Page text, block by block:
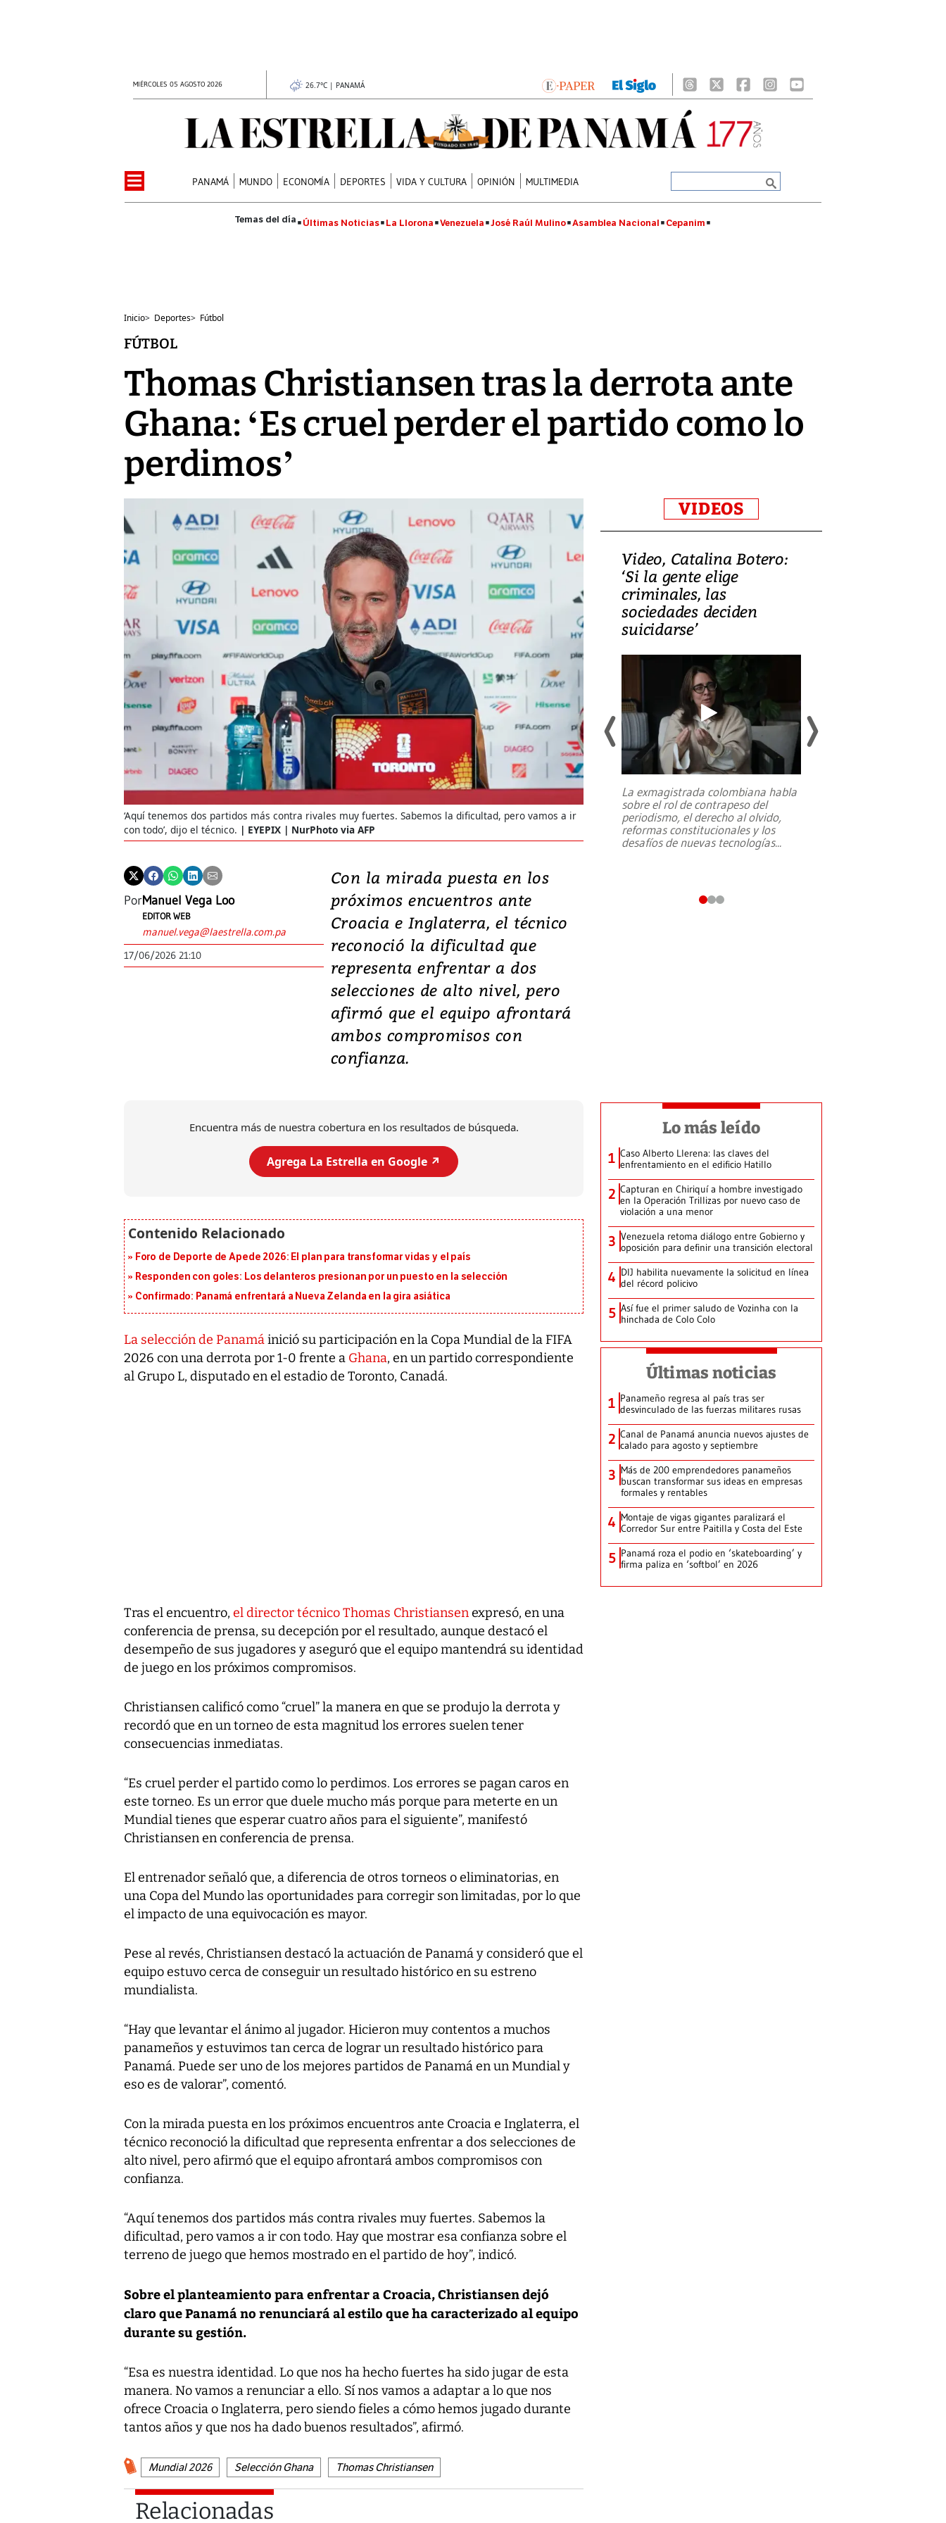
MIÉRCOLES 05 AGOSTO 2026 26.7°C | PANAMÁ
PANAMÁ MUNDO ECONOMÍA DEPORTES VIDA Y CULTURA OPINIÓN MULTIMEDIA
Últimas Noticias La Llorona Venezuela José Raúl Mulino Asamblea Nacional Cepanim
Inicio> Deportes> Fútbol
FÚTBOL
Thomas Christiansen tras la derrota ante
Ghana: ‘Es cruel perder el partido como lo
perdimos’
‘Aquí tenemos dos partidos más contra rivales muy fuertes. Sabemos la dificultad, pero vamos a ir
con todo’, dijo el técnico.
EYEPIX | NurPhoto via AFP
PorManuel Vega Loo
EDITOR WEB
manuel.vega@laestrella.com.pa
17/06/2026 21:10
Con la mirada puesta en los
próximos encuentros ante
Croacia e Inglaterra, el técnico
reconoció la dificultad que
representa enfrentar a dos
selecciones de alto nivel, pero
afirmó que el equipo afrontará
ambos compromisos con
confianza.
Encuentra más de nuestra cobertura en los resultados de búsqueda.
Agrega La Estrella en Google ↗️
Foro de Deporte de Apede 2026: El plan para transformar vidas y el país
Responden con goles: Los delanteros presionan por un puesto en la selección
Confirmado: Panamá enfrentará a Nueva Zelanda en la gira asiática
La selección de Panamáinició su participación en la Copa Mundial de la FIFA
2026 con una derrota por 1-0 frente a Ghana, en un partido correspondiente
al Grupo L, disputado en el estadio de Toronto, Canadá.
Tras el encuentro, el director técnico Thomas Christiansenexpresó, en una
conferencia de prensa, su decepción por el resultado, aunque destacó el
desempeño de sus jugadores y aseguró que el equipo mantendrá su identidad
de juego en los próximos compromisos.
Christiansen calificó como “cruel” la manera en que se produjo la derrota y
recordó que en un torneo de esta magnitud los errores suelen tener
consecuencias inmediatas.
“Es cruel perder el partido como lo perdimos. Los errores se pagan caros en
este torneo. Es un error que duele mucho más porque para meterte en un
Mundial tienes que esperar cuatro años para el siguiente”, manifestó
Christiansen en conferencia de prensa.
El entrenador señaló que, a diferencia de otros torneos o eliminatorias, en
una Copa del Mundo las oportunidades para corregir son limitadas, por lo que
el impacto de una equivocación es mayor.
Pese al revés, Christiansen destacó la actuación de Panamá y consideró que el
equipo estuvo cerca de conseguir un resultado histórico en su estreno
mundialista.
“Hay que levantar el ánimo al jugador. Hicieron muy contentos a muchos
panameños y estuvimos tan cerca de lograr un resultado histórico para
Panamá. Puede ser uno de los mejores partidos de Panamá en un Mundial y
eso es de valorar”, comentó.
Con la mirada puesta en los próximos encuentros ante Croacia e Inglaterra, el
técnico reconoció la dificultad que representa enfrentar a dos selecciones de
alto nivel, pero afirmó que el equipo afrontará ambos compromisos con
confianza.
“Aquí tenemos dos partidos más contra rivales muy fuertes. Sabemos la
dificultad, pero vamos a ir con todo. Hay que mostrar esa confianza sobre el
terreno de juego que hemos mostrado en el partido de hoy”, indicó.
Sobre el planteamiento para enfrentar a Croacia, Christiansen dejó
claro que Panamá no renunciará al estilo que ha caracterizado al equipo
durante su gestión.
“Esa es nuestra identidad. Lo que nos ha hecho fuertes ha sido jugar de esta
manera. No vamos a renunciar a ello. Sí nos vamos a adaptar a lo que nos
ofrece Croacia o Inglaterra, pero siendo fieles a cómo hemos jugado durante
tantos años y que nos ha dado buenos resultados”, afirmó.
Mundial 2026 Selección Ghana Thomas Christiansen
Relacionadas
VIDEOS
Video, Japón: Terremoto
deja heridos y graves
daños en Kumamoto
Un fuerte terremoto de magnitud
7,1 se registró este martes 28 de
julio en la prefectura de Kumamoto,
al sur de Japón, provocando una
emergencia de gran...
Video, Catalina Botero:
‘Si la gente elige
criminales, las
sociedades deciden
suicidarse’
La exmagistrada colombiana habla
sobre el rol de contrapeso del
periodismo, el derecho al olvido,
reformas constitucionales y los
desafíos de nuevas tecnologías...
Lo más leído
1 Caso Alberto Llerena: las claves del
enfrentamiento en el edificio Hatillo
2 Capturan en Chiriquí a hombre investigado
en la Operación Trillizas por nuevo caso de
violación a una menor
3 Venezuela retoma diálogo entre Gobierno y
oposición para definir una transición electoral
4 DIJ habilita nuevamente la solicitud en línea
del récord policivo
5 Así fue el primer saludo de Vozinha con la
hinchada de Colo Colo
Últimas noticias
1 Panameño regresa al país tras ser
desvinculado de las fuerzas militares rusas
2 Canal de Panamá anuncia nuevos ajustes de
calado para agosto y septiembre
3 Más de 200 emprendedores panameños
buscan transformar sus ideas en empresas
formales y rentables
4 Montaje de vigas gigantes paralizará el
Corredor Sur entre Paitilla y Costa del Este
5 Panamá roza el podio en ‘skateboarding’ y
firma paliza en ‘softbol’ en 2026